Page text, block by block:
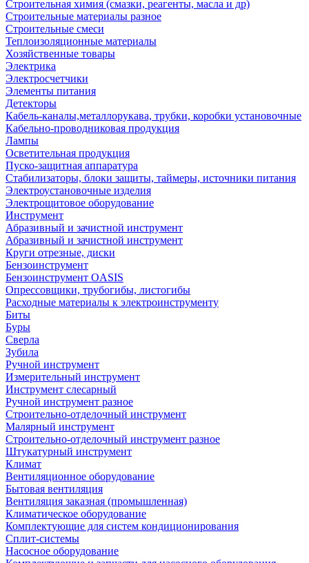
Строительная химия (смазки, реагенты, масла и др)
Строительные материалы разное
Строительные смеси
Теплоизоляционные материалы
Хозяйственные товары
Электрика
Электросчетчики
Элементы питания
Детекторы
Кабель-каналы,металлорукава, трубки, коробки установочные
Кабельно-проводниковая продукция
Лампы
Осветительная продукция
Пуско-защитная аппаратура
Стабилизаторы, блоки защиты, таймеры, источники питания
Электроустановочные изделия
Электрощитовое оборудование
Инструмент
Абразивный и зачистной инструмент
Абразивный и зачистной инструмент
Круги отрезные, диски
Бензоинструмент
Бензоинструмент OASIS
Опрессовщики, трубогибы, листогибы
Расходные материалы к электроинструменту
Биты
Буры
Сверла
Зубила
Ручной инструмент
Измерительный инструмент
Инструмент слесарный
Ручной инструмент разное
Строительно-отделочный инструмент
Малярный инструмент
Строительно-отделочный инструмент разное
Штукатурный инструмент
Климат
Вентиляционное оборудование
Бытовая вентиляция
Вентиляция заказная (промышленная)
Климатическое оборудование
Комплектующие для систем кондиционирования
Сплит-системы
Насосное оборудование